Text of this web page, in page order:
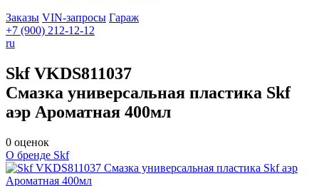
Заказы VIN-запросы Гараж
+7 (900) 212-12-12
ru
SkfVKDS811037
Смазка универсальная пластика Skf
аэр Ароматная 400мл
0 оценок
О бренде Skf